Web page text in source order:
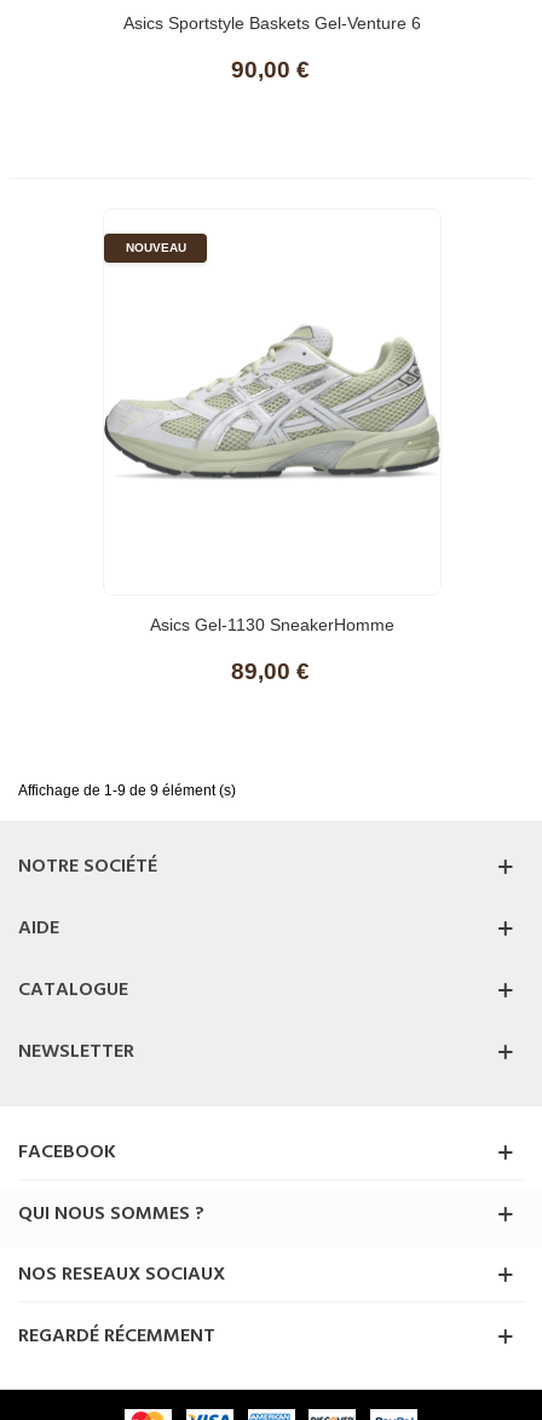
Asics Sportstyle Baskets Gel-Venture 6
90,00 €
NOUVEAU
Asics Gel-1130 SneakerHomme
89,00 €
Affichage de 1-9 de 9 élément (s)
NOTRE SOCIÉTÉ
AIDE
CATALOGUE
NEWSLETTER
FACEBOOK
QUI NOUS SOMMES ?
NOS RESEAUX SOCIAUX
REGARDÉ RÉCEMMENT